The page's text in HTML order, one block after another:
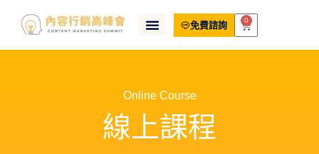
免費諮詢 0
Online Course
線上課程